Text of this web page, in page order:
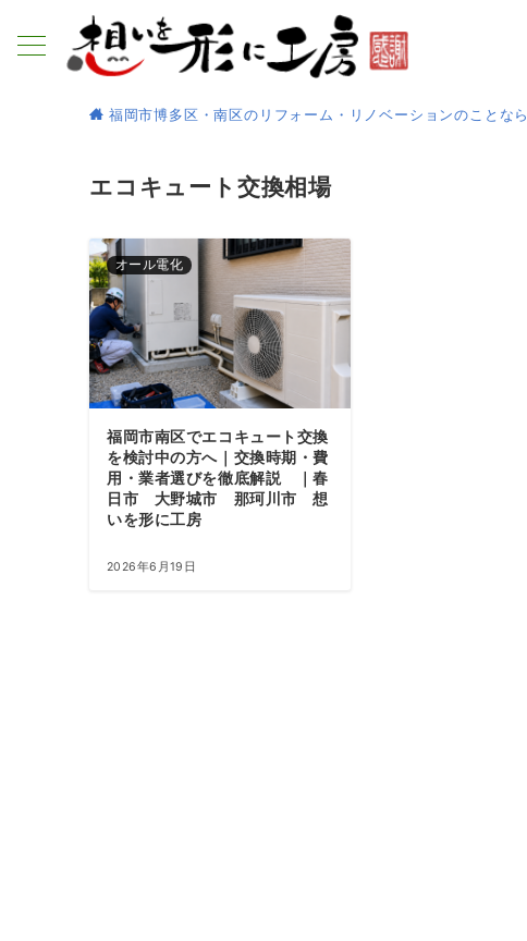
福岡市博多区・南区のリフォーム・リノベーションのことなら
エコキュート交換相場
オール電化
福岡市南区でエコキュート交換
を検討中の方へ｜交換時期・費
用・業者選びを徹底解説 ｜春
日市 大野城市 那珂川市 想
いを形に工房
2026年6月19日